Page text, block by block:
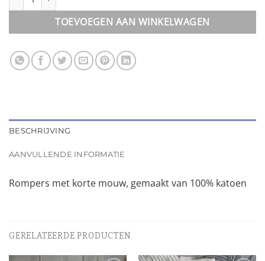
TOEVOEGEN AAN WINKELWAGEN
BESCHRIJVING
AANVULLENDE INFORMATIE
Rompers met korte mouw, gemaakt van 100% katoen
GERELATEERDE PRODUCTEN